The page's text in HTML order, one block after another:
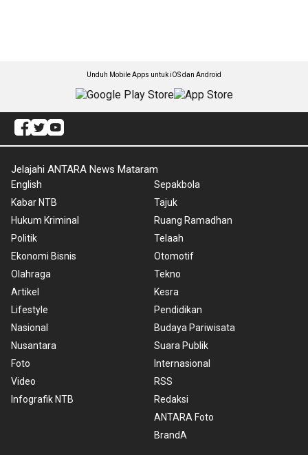
Unduh Mobile Apps untuk iOS dan Android
Jelajahi ANTARA News Mataram
English
Kabar NTB
Hukum Kriminal
Politik
Ekonomi Bisnis
Olahraga
Artikel
Lifestyle
Nasional
Nusantara
Foto
Video
Infografik NTB
Sepakbola
Tajuk
Ruang Ramadhan
Telaah
Otomotif
Tekno
Kesra
Pendidikan
Budaya Pariwisata
Suara Publik
Internasional
RSS
Redaksi
ANTARA Foto
BrandA